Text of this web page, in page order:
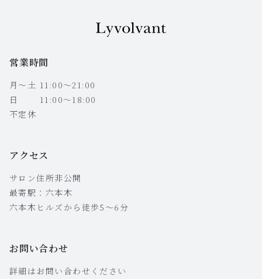
営業時間
月〜土 11:00〜21:00
日 11:00〜18:00
不定休
アクセス
サロン住所非公開
最寄駅：六本木
六本木ヒルズから徒歩5〜6分
お問い合わせ
詳細はお問い合わせください